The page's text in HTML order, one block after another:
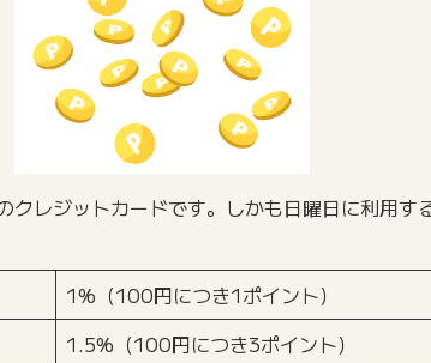
レジットカードです。しかも日曜日に利用
1%（100円につき1ポイント）
1.5%（100円につき3ポイント）